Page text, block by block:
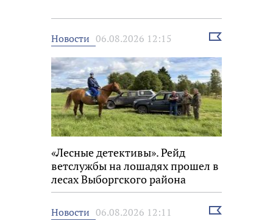
Новости 06.08.2026 12:15
Выбрать
«Лесные детективы». Рейд
ветслужбы на лошадях прошел в
лесах Выборгского района
Новости 06.08.2026 12:11
Выбрать